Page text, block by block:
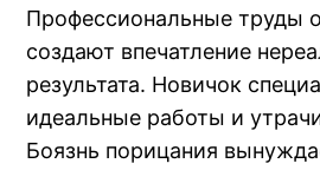
Профессиональные труды
создают впечатление
результата. Новичок
идеальные работы и
Боязнь порицания